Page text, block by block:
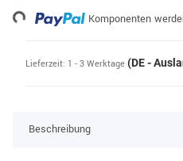
Komponenten
Lieferzeit: 1 - 3 Werktage (DE -
Beschreibung